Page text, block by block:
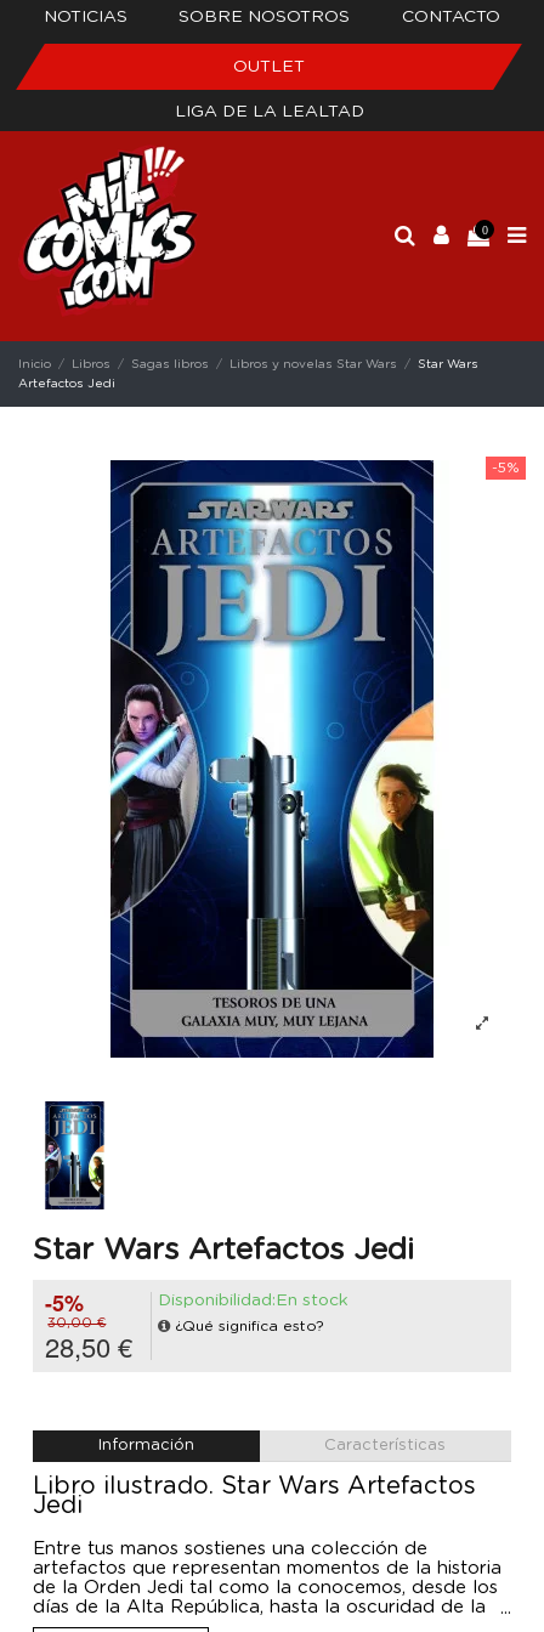
NOTICIAS SOBRE NOSOTROS CONTACTO
OUTLET
LIGA DE LA LEALTAD
0
Inicio Libros Sagas libros Libros y novelas Star Wars
Star Wars
Artefactos Jedi
-5%
Star Wars Artefactos Jedi
-5%
30,00 €
28,50 €
Disponibilidad:En stock
¿Qué significa esto?
Información Características
Libro ilustrado. Star Wars Artefactos
Jedi
Entre tus manos sostienes una colección de
artefactos que representan momentos de la historia
de la Orden Jedi tal como la conocemos, desde los
días de la Alta República, hasta la oscuridad de la
guerra entre la Primera Orden y la Resistencia.